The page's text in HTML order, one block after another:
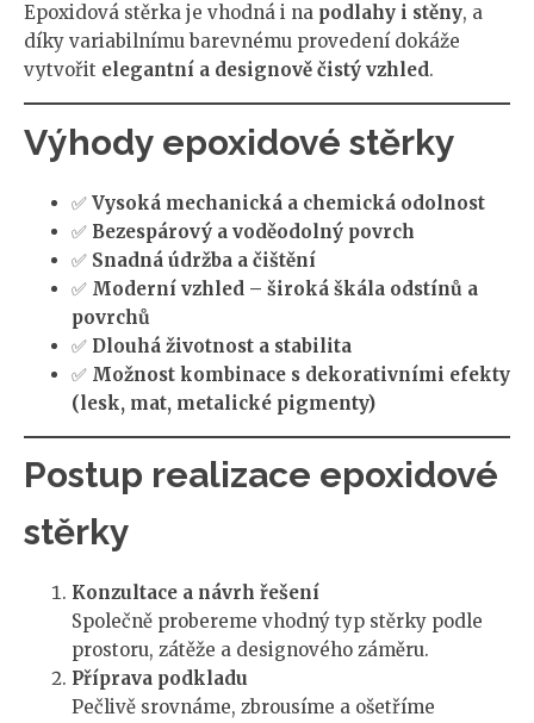
Epoxidová stěrka je vhodná i na podlahy i stěny, a
díky variabilnímu barevnému provedení dokáže
vytvořit elegantní a designově čistý vzhled.
Výhody epoxidové stěrky
✅ Vysoká mechanická a chemická odolnost
✅ Bezespárový a voděodolný povrch
✅ Snadná údržba a čištění
✅ Moderní vzhled – široká škála odstínů a
povrchů
✅ Dlouhá životnost a stabilita
✅ Možnost kombinace s dekorativními efekty
(lesk, mat, metalické pigmenty)
Postup realizace epoxidové
stěrky
Konzultace a návrh řešení
Společně probereme vhodný typ stěrky podle
prostoru, zátěže a designového záměru.
Příprava podkladu
Pečlivě srovnáme, zbrousíme a ošetříme